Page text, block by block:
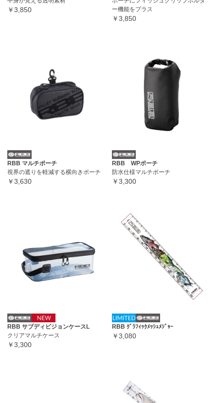
￥3,850
ー機能をプラス
￥3,850
RBB マルチポーチ
視界の遮りを軽減する横向きポーチ
￥3,630
RBB WPポーチ
防水仕様マルチポーチ
￥3,300
RBB サブディビジョンケースL
クリアマルチケース
￥3,300
RBB ｸﾞﾗﾌｨｯｸﾒｯｼｭﾒｼﾞｬｰ
￥3,080